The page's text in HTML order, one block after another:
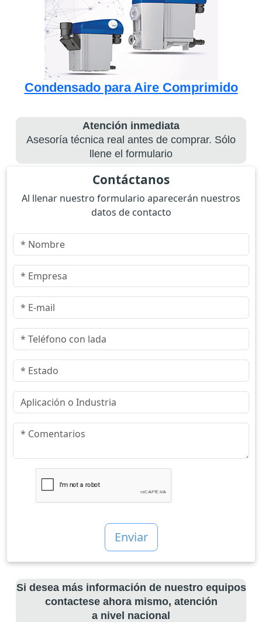
Condensado para Aire Comprimido
Atención inmediata
Asesoría técnica real antes de comprar. Sólo
llene el formulario
Contáctanos
Al llenar nuestro formulario aparecerán nuestros
datos de contacto
Si desea más información de nuestro equipos
contactese ahora mismo, atención
a nivel nacional